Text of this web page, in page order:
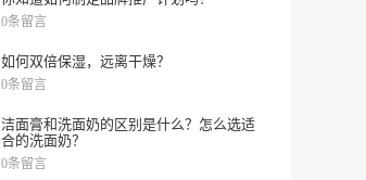
0条留言
如何双倍保湿，远离干燥？
0条留言
洁面膏和洗面奶的区别是什么？怎么选适
合的洗面奶？
0条留言